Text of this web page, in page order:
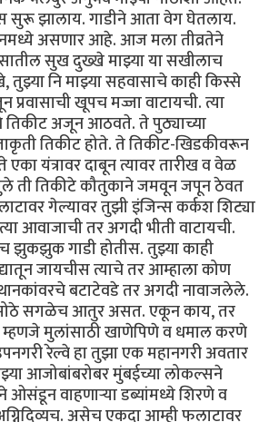
सुरू झालाय. गाडीने आता वेग घेतलाय.
असणार आहे. आज मला तीव्रतेने
सुख दुख्खे माझ्या या सखीलाच
नि माझ्या सहवासाचे काही किस्से
प्रवासाची खूपच मज्जा वाटायची. त्या
तिकीट अजून आठवते. ते पुठ्याच्या
तिकीट होते. ते तिकीट-खिडकीवरून
यंत्रावर दाबून त्यावर तारीख व वेळ
ती तिकीटे कौतुकाने जमवून जपून ठेवत
गेल्यावर तुझी इंजिन्स कर्कश शिट्या
आवाजाची तर अगदी भीती वाटायची.
झुकझुक गाडी होतीस. तुझ्या काही
जायचीस त्याचे तर आम्हाला कोण
बटाटेवडे तर अगदी नावाजलेले.
सगळेच आतुर असत. एकून काय, तर
म्हणजे मुलांसाठी खाणेपिणे व धमाल करणे
रेल्वे हा तुझा एक महानगरी अवतार
आजोबांबरोबर मुंबईच्या लोकल्सने
ओसंडून वाहणाऱ्या डब्यांमध्ये शिरणे व
असेच एकदा आम्ही फलाटावर